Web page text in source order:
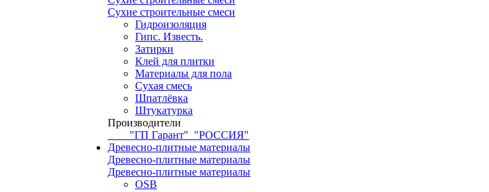
Сухие строительные смеси
Гидроизоляция
Гипс. Известь.
Затирки
Клей для плитки
Материалы для пола
Сухая смесь
Шпатлёвка
Штукатурка
Производители
"ГП Гарант" "РОССИЯ"
Древесно-плитные материалы
Древесно-плитные материалы
Древесно-плитные материалы
OSB